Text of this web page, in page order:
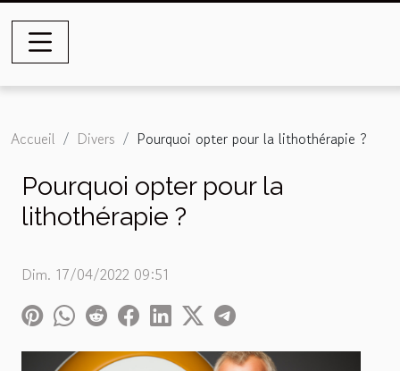
Accueil Divers Pourquoi opter pour la lithothérapie ?
Pourquoi opter pour la
lithothérapie ?
Dim. 17/04/2022 09:51